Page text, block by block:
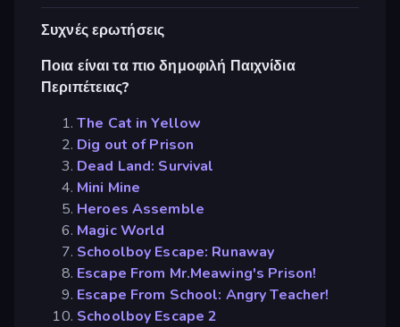
Συχνές ερωτήσεις
Ποια είναι τα πιο δημοφιλή Παιχνίδια
Περιπέτειας?
The Cat in Yellow
Dig out of Prison
Dead Land: Survival
Mini Mine
Heroes Assemble
Magic World
Schoolboy Escape: Runaway
Escape From Mr.Meawing's Prison!
Escape From School: Angry Teacher!
Schoolboy Escape 2